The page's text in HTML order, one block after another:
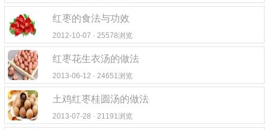
红枣的食法与功效
2012-10-07 · 25578浏览
红枣花生衣汤的做法
2013-06-12 · 24651浏览
土鸡红枣桂圆汤的做法
2013-07-28 · 21191浏览